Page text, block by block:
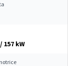
157 kW